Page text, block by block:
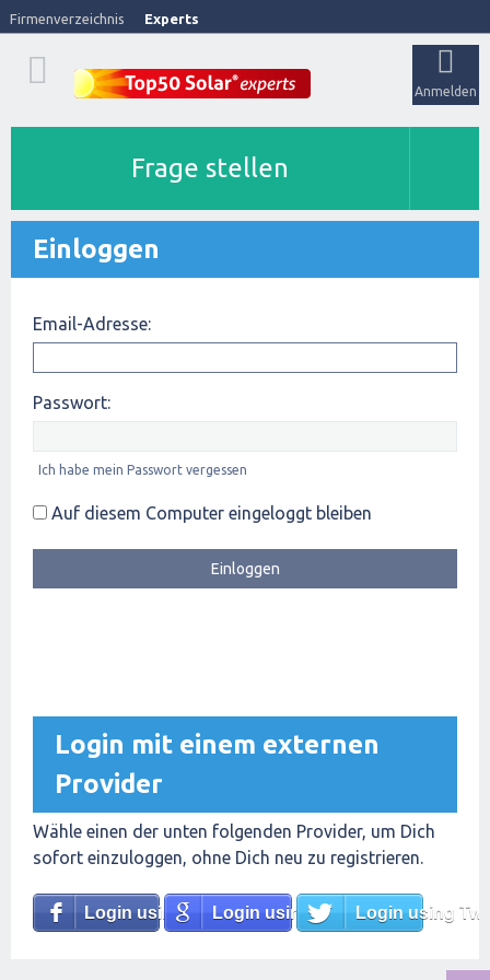
Firmenverzeichnis Experts
Anmelden
Frage stellen
Einloggen
Email-Adresse:
Passwort:
Ich habe mein Passwort vergessen
Auf diesem Computer eingeloggt bleiben
Login mit einem externen
Provider
Wähle einen der unten folgenden Provider, um Dich
sofort einzuloggen, ohne Dich neu zu registrieren.
Login using FacebookLogin using GoogleLogin using